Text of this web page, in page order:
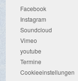
Facebook
Instagram
Soundcloud
Vimeo
youtube
Termine
Cookieeinstellungen